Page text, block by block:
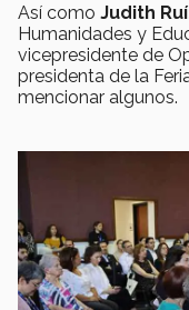
Así como Judith
Humanidades y
vicepresidente de
presidenta de la
mencionar algunos.